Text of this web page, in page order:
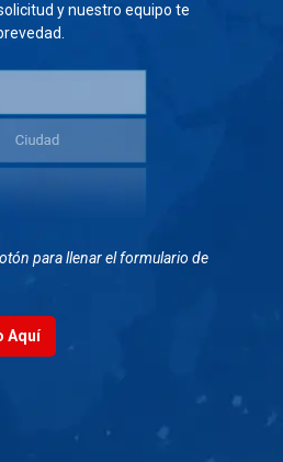
y nuestro equipo te
para llenar el formulario de
Aquí